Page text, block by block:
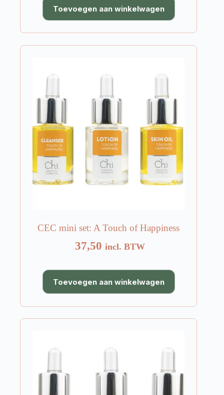
Toevoegen aan winkelwagen
CEC mini set: A Touch of Happiness
37,50 incl. BTW
Toevoegen aan winkelwagen